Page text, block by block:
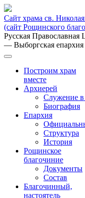
Сайт храма св.
(сайт Рощинского
Русская Православная
— Выборгская епархия
Построим храм
вместе
Архиерей
Служение
Биография
Епархия
Структура
История
Рощинское
благочиние
Документы
Состав
Благочинный,
настоятель